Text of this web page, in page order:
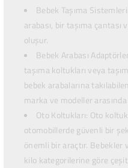
Bebek Taşıma
arabası, bir taşıma
oluşur.
Bebek Arabası
taşıma koltukları veya
bebek arabalarına
marka ve modeller
Oto Koltukları: Oto
otomobillerde güvenli bir
önemli bir araçtır. Bebekler
kilo kategorilerine göre